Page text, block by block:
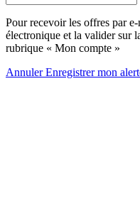
Pour recevoir les offres par
électronique et la valider sur
rubrique « Mon compte »
AnnulerEnregistrer mon